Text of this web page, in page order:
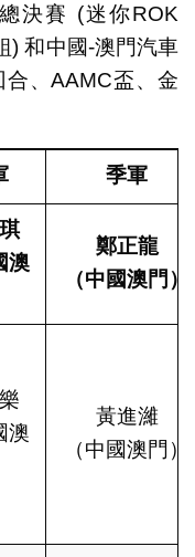
決賽 (迷你ROK
) 和中國-澳門汽車
、AAMC盃、金
季軍
澳
鄭正龍
（中國澳門）
澳
黃進濰
（中國澳門）